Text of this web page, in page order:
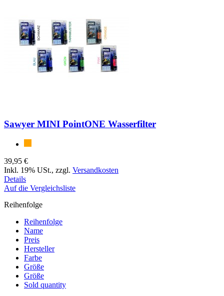
Sawyer MINI PointONE Wasserfilter
39,95 €
Inkl. 19% USt., zzgl. Versandkosten
Details
Auf die Vergleichsliste
Reihenfolge
Reihenfolge
Name
Preis
Hersteller
Farbe
Größe
Größe
Sold quantity